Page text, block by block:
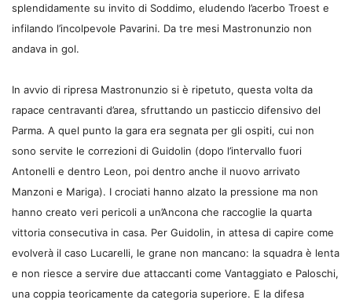
splendidamente su invito di Soddimo, eludendo l’acerbo Troest e
infilando l’incolpevole Pavarini. Da tre mesi Mastronunzio non
andava in gol.
In avvio di ripresa Mastronunzio si è ripetuto, questa volta da
rapace centravanti d’area, sfruttando un pasticcio difensivo del
Parma. A quel punto la gara era segnata per gli ospiti, cui non
sono servite le correzioni di Guidolin (dopo l’intervallo fuori
Antonelli e dentro Leon, poi dentro anche il nuovo arrivato
Manzoni e Mariga). I crociati hanno alzato la pressione ma non
hanno creato veri pericoli a un’Ancona che raccoglie la quarta
vittoria consecutiva in casa. Per Guidolin, in attesa di capire come
evolverà il caso Lucarelli, le grane non mancano: la squadra è lenta
e non riesce a servire due attaccanti come Vantaggiato e Paloschi,
una coppia teoricamente da categoria superiore. E la difesa